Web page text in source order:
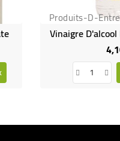
Produits-D-
Vinaigre